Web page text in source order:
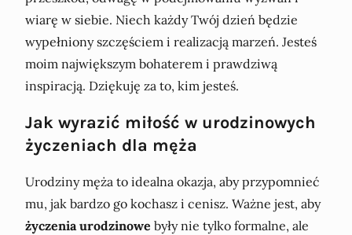
wiarę w siebie. Niech każdy Twój dzień będzie
wypełniony szczęściem i realizacją marzeń. Jesteś
moim największym bohaterem i prawdziwą
inspiracją. Dziękuję za to, kim jesteś.
Jak wyrazić miłość w urodzinowych
życzeniach dla męża
Urodziny męża to idealna okazja, aby przypomnieć
mu, jak bardzo go kochasz i cenisz. Ważne jest, aby
życzenia urodzinowe były nie tylko formalne, ale